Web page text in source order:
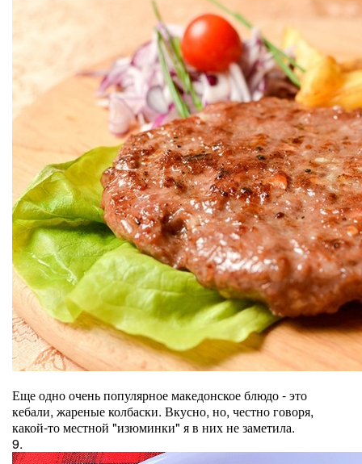
Еще одно очень популярное македонское блюдо - это
кебали, жареные колбаски. Вкусно, но, честно говоря,
какой-то местной "изюминки" я в них не заметила.
9.